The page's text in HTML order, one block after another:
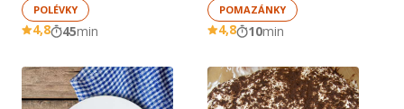
POLÉVKY
4,8 45min
POMAZÁNKY
4,8 10min